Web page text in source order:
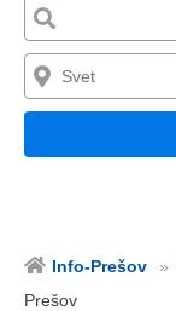
Info-Prešov
Prešov